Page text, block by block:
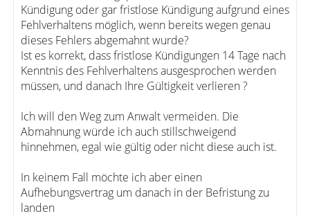
Kündigung oder gar fristlose Kündigung aufgrund eines
Fehlverhaltens möglich, wenn bereits wegen genau
dieses Fehlers abgemahnt wurde?
Ist es korrekt, dass fristlose Kündigungen 14 Tage nach
Kenntnis des Fehlverhaltens ausgesprochen werden
müssen, und danach Ihre Gültigkeit verlieren ?
Ich will den Weg zum Anwalt vermeiden. Die
Abmahnung würde ich auch stillschweigend
hinnehmen, egal wie gültig oder nicht diese auch ist.
In keinem Fall möchte ich aber einen
Aufhebungsvertrag um danach in der Befristung zu
landen